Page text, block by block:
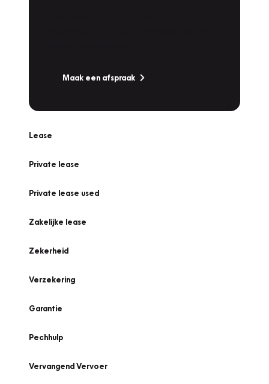
Maak een afspraak
Lease
Private lease
Private lease used
Zakelijke lease
Zekerheid
Verzekering
Garantie
Pechhulp
Vervangend Vervoer